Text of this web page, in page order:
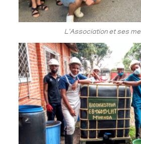
L'Association et ses